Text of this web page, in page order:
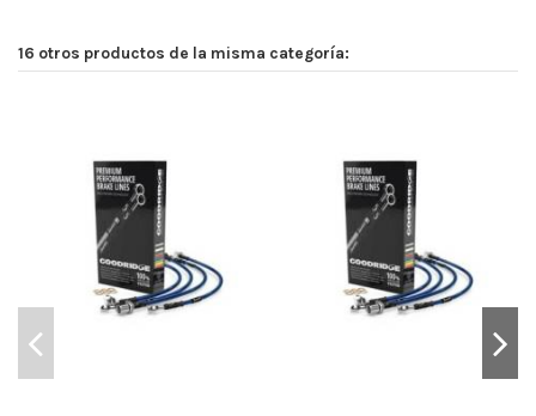
16 otros productos de la misma categoría: